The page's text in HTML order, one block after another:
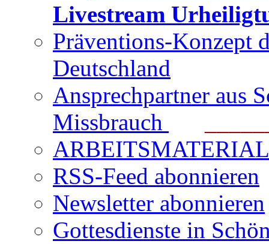
Livestream
Präventions-Konzept
Deutschland
Ansprechpartner aus
Missbrauch
ARBEITSMATERIAL
RSS-Feed abonnieren
Newsletter abonnieren
Gottesdienste in